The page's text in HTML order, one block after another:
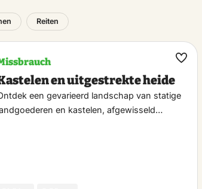
Reiten
en uitgestrekte heide
een gevarieerd landschap van statige
en kastelen, afgewisseld…
Maak